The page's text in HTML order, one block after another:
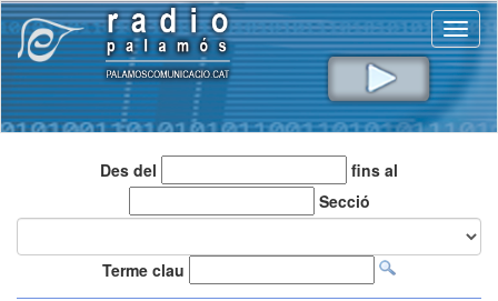
Des del
fins al
Secció
Terme clau